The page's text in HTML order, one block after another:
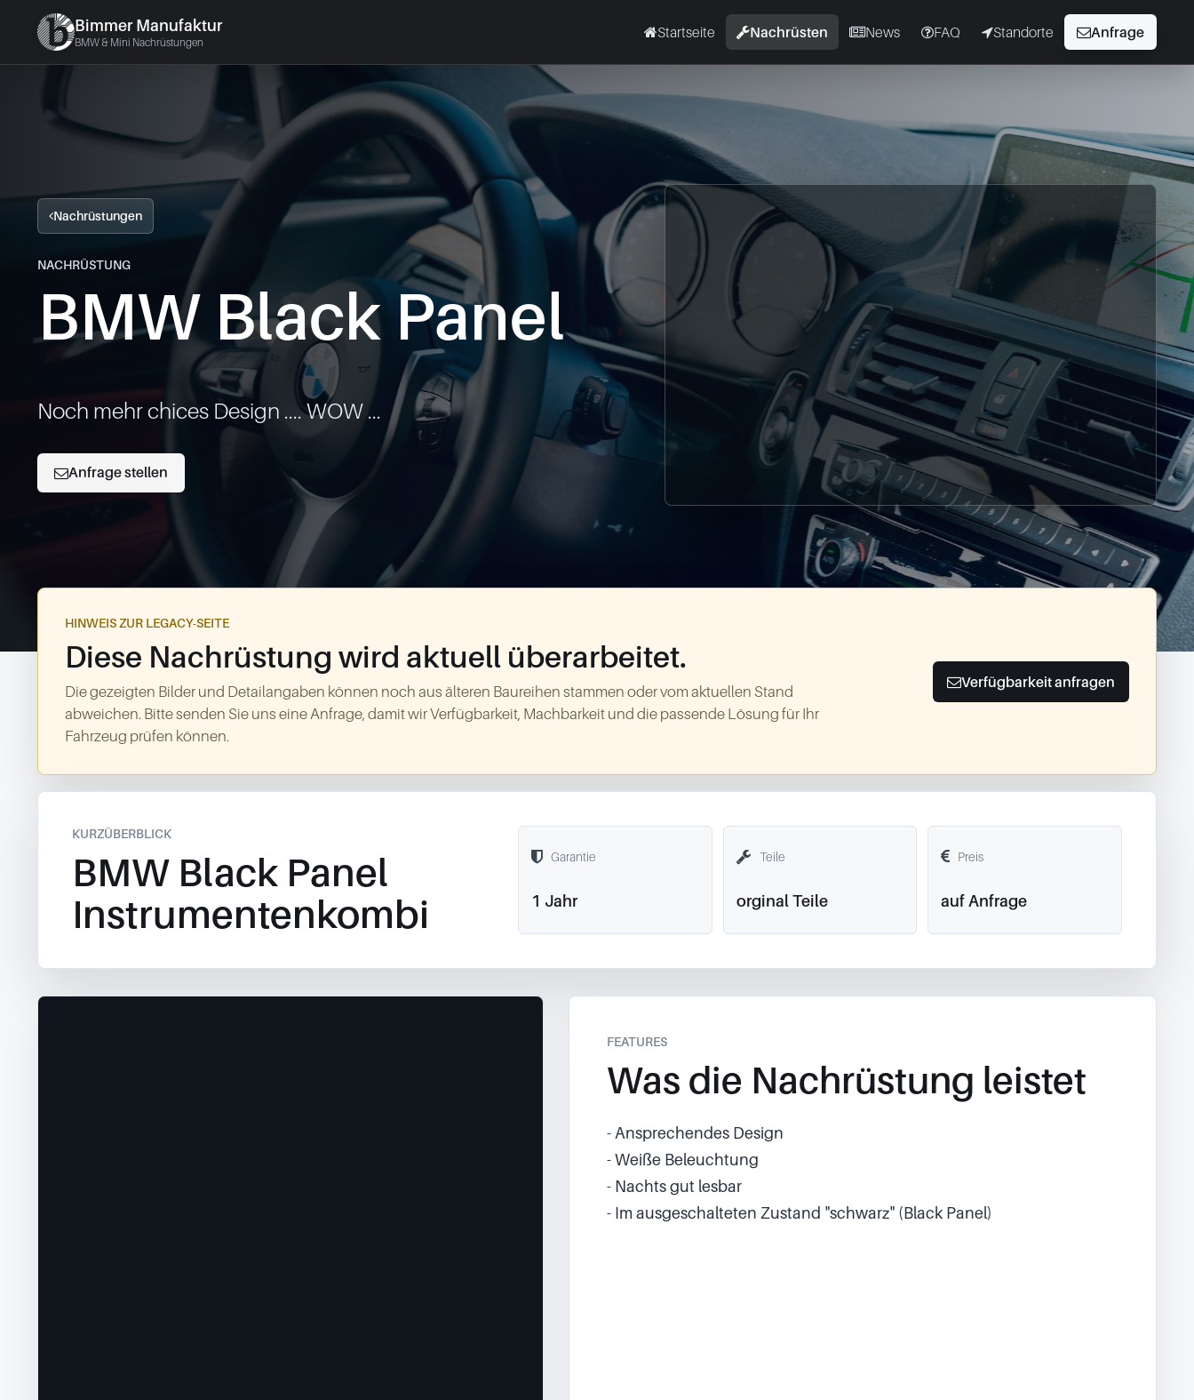
Bimmer Manufaktur
BMW & Mini Nachrüstungen
Startseite Nachrüsten News FAQ Standorte Anfrage
Nachrüstungen
NACHRÜSTUNG
BMW Black Panel
Noch mehr chices Design .... WOW ...
Anfrage stellen
HINWEIS ZUR LEGACY-SEITE
Diese Nachrüstung wird aktuell überarbeitet.
Die gezeigten Bilder und Detailangaben können noch aus älteren Baureihen stammen oder vom aktuellen Stand
abweichen. Bitte senden Sie uns eine Anfrage, damit wir Verfügbarkeit, Machbarkeit und die passende Lösung für Ihr
Fahrzeug prüfen können.
Verfügbarkeit anfragen
KURZÜBERBLICK
BMW Black Panel
Instrumentenkombi
Garantie
1 Jahr
Teile
orginal Teile
Preis
auf Anfrage
FEATURES
Was die Nachrüstung leistet
- Ansprechendes Design
- Weiße Beleuchtung
- Nachts gut lesbar
- Im ausgeschalteten Zustand "schwarz" (Black Panel)